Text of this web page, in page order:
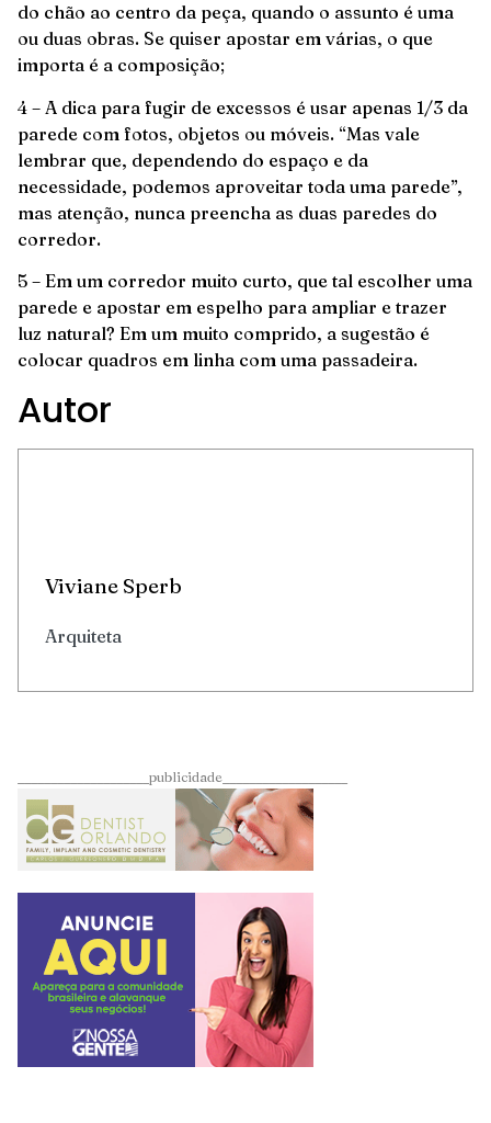
do chão ao centro da peça, quando o assunto é uma
ou duas obras. Se quiser apostar em várias, o que
importa é a composição;
4 – A dica para fugir de excessos é usar apenas 1/3 da
parede com fotos, objetos ou móveis. “Mas vale
lembrar que, dependendo do espaço e da
necessidade, podemos aproveitar toda uma parede”,
mas atenção, nunca preencha as duas paredes do
corredor.
5 – Em um corredor muito curto, que tal escolher uma
parede e apostar em espelho para ampliar e trazer
luz natural? Em um muito comprido, a sugestão é
colocar quadros em linha com uma passadeira.
Autor
Viviane Sperb
Arquiteta
____________________publicidade___________________